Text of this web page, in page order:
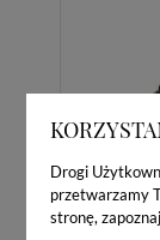
Drogi
przetwarzamy
stronę,